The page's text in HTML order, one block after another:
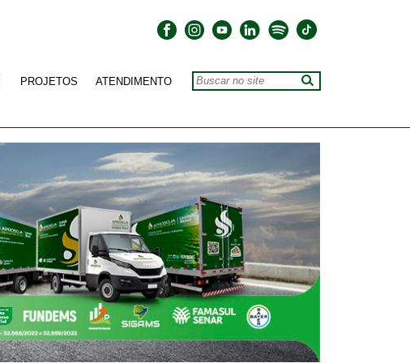
PROJETOS ATENDIMENTO